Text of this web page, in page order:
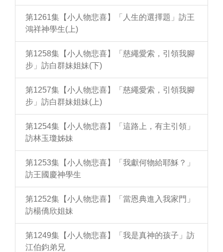
第1261集【小人物悲喜】「人生的選擇題」訪王
鴻祥神學生(上)
第1258集【小人物悲喜】「慈繩愛索，引領我腳
步」訪白群妹姐妹(下)
第1257集【小人物悲喜】「慈繩愛索，引領我腳
步」訪白群妹姐妹(上)
第1254集【小人物悲喜】「這路上，有主引領」
訪林玉瓊姊妹
第1253集【小人物悲喜】「我獻何物給耶穌？」
訪王國慶神學生
第1252集【小人物悲喜】「當恩典進入我家門」
訪楊僑欣姐妹
第1249集【小人物悲喜】「我是真神的孩子」訪
江伯鈞弟兄